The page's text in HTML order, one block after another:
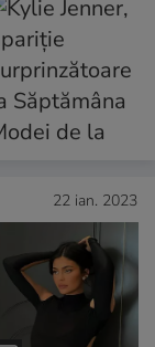
22 ian. 2023